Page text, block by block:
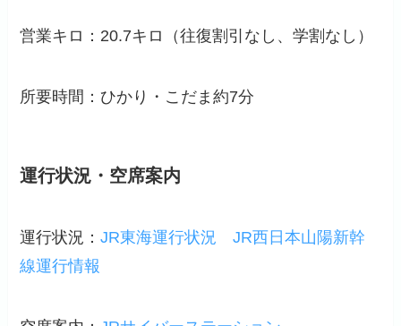
営業キロ：20.7キロ（往復割引なし 、学割なし）
所要時間：ひかり・こだま約7分
運行状況・空席案内
運行状況：JR東海運行状況
JR西日本山陽新幹
線運行情報